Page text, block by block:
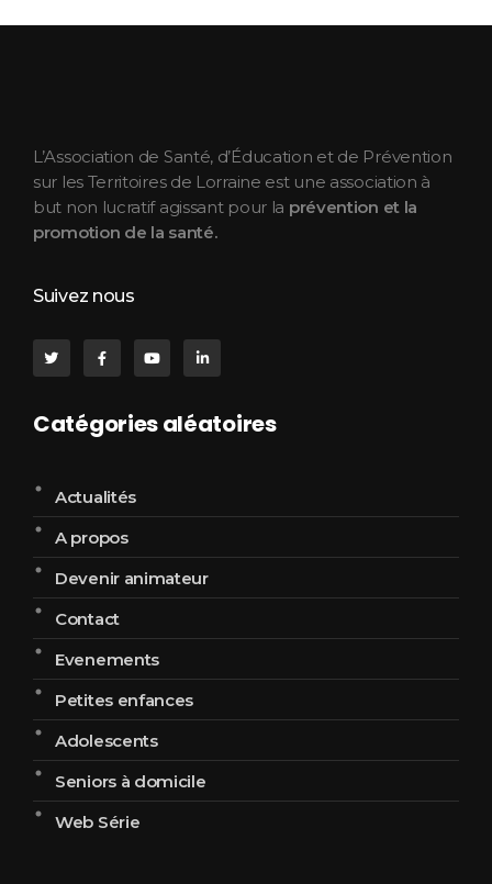
L’Association de Santé, d’Éducation et de Prévention
sur les Territoires de Lorraine est une association à
but non lucratif agissant pour la prévention et la
promotion de la santé.
Suivez nous
Catégories aléatoires
Actualités
A propos
Devenir animateur
Contact
Evenements
Petites enfances
Adolescents
Seniors à domicile
Web Série